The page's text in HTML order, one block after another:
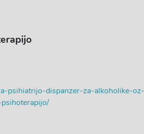
psihiatrijo-dispanzer-za-alkoholike-oz-